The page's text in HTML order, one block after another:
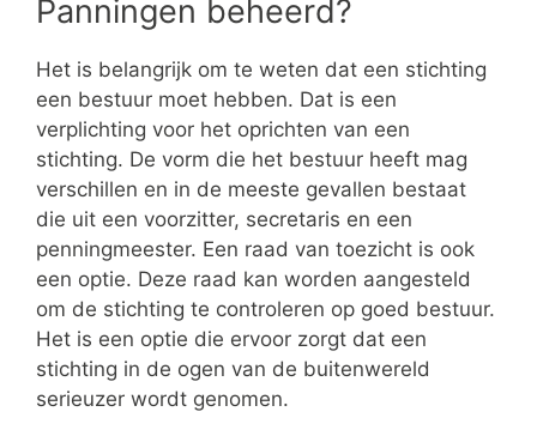
Panningen beheerd?
Het is belangrijk om te weten dat een stichting
een bestuur moet hebben. Dat is een
verplichting voor het oprichten van een
stichting. De vorm die het bestuur heeft mag
verschillen en in de meeste gevallen bestaat
die uit een voorzitter, secretaris en een
penningmeester. Een raad van toezicht is ook
een optie. Deze raad kan worden aangesteld
om de stichting te controleren op goed bestuur.
Het is een optie die ervoor zorgt dat een
stichting in de ogen van de buitenwereld
serieuzer wordt genomen.